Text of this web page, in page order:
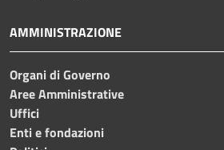
AMMINISTRAZIONE
Organi di Governo
Aree Amministrative
Uffici
Enti e fondazioni